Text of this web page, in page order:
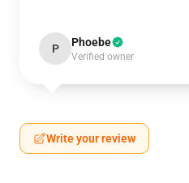
P Phoebe
Verified owner
Write your review